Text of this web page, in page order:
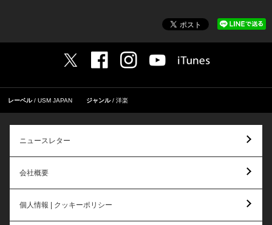
レーベル USM JAPAN ジャンル 洋楽
ニュースレター
会社概要
個人情報 | クッキーポリシー